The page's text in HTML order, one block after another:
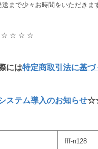
まで少々お時間をいただきま
☆ ☆ ☆
には特定商取引法に基づ
ステム導入のお知らせ
fff-n128